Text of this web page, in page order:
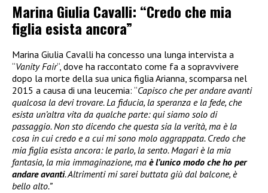
Marina Giulia Cavalli: “Credo che mia
figlia esista ancora”
Marina Giulia Cavalli ha concesso una lunga intervista a
“Vanity Fair“, dove ha raccontato come fa a sopravvivere
dopo la morte della sua unica figlia Arianna, scomparsa nel
2015 a causa di una leucemia: “Capisco che per andare avanti
qualcosa la devi trovare. La fiducia, la speranza e la fede, che
esista un’altra vita da qualche parte: qui siamo solo di
passaggio. Non sto dicendo che questa sia la verità, ma è la
cosa in cui credo e a cui mi sono molo aggrappata. Credo che
mia figlia esista ancora: le parlo, la sento. Magari è la mia
fantasia, la mia immaginazione, ma è l’unico modo che ho per
andare avanti. Altrimenti mi sarei buttata giù dal balcone, è
bello alto.”